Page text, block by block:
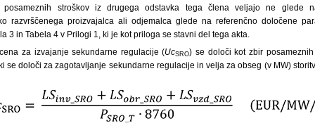
stroškov iz drugega odstavka tega člena veljajo ne glede
razvrščenega proizvajalca ali odjemalca glede na referenčno določene
3 in Tabela 4 v Prilogi 1, ki je kot priloga se stavni del tega akta.
za izvajanje sekundarne regulacije (UcSRO) se določi kot zbir
se določi za zagotavljanje sekundarne regulacije in velja za obseg (v MW)